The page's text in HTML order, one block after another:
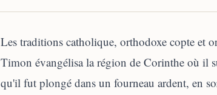
Les traditions catholique, orthodoxe copte et
Timon évangélisa la région de Corinthe où il
qu'il fut plongé dans un fourneau ardent, en